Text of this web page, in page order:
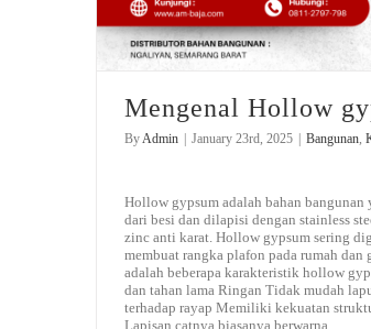
Mengenal Hollow
ByAdmin January 23rd, 2025 Bangunan,
Hollow gypsum adalah bahan bangunan
dari besi dan dilapisi dengan stainless
zinc anti karat. Hollow gypsum sering
membuat rangka plafon pada rumah
adalah beberapa karakteristik hollow
dan tahan lama Ringan Tidak mudah
terhadap rayap Memiliki kekuatan
Lapisan catnya biasanya berwarna